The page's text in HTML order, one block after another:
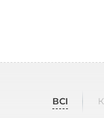
ВСІ